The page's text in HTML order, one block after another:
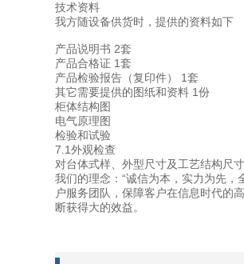
技术资料
我方随设备供货时，提供的资料如下
产品说明书 2套
产品合格证 1套
产品检验报告（复印件） 1套
其它需要提供的图纸和资料 1份
柜体结构图
电气原理图
检验和试验
7.1外观检查
对台体式样、外型尺寸及工艺结构尺
我们的理念：“诚信为本，实力为先
户服务团队，保障客户在信息时代的
断获得大的效益。